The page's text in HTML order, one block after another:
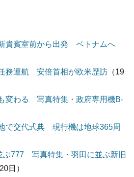
貴賓室前から出発 ベトナムへ
務運航 安倍首相が欧米歴訪 （19
変わる 写真特集・政府専用機B-
で交代式典 現行機は地球365周
ぶ777 写真特集・羽田に並ぶ新旧
日）